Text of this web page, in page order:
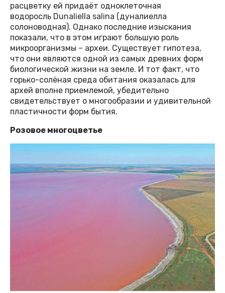
расцветку ей придаёт одноклеточная
водоросль Dunaliella salina (дуналиелла
солоноводная). Однако последние изыскания
показали, что в этом играют большую роль
микроорганизмы – археи. Существует гипотеза,
что они являются одной из самых древних форм
биологической жизни на земле. И тот факт, что
горько-солёная среда обитания оказалась для
архей вполне приемлемой, убедительно
свидетельствует о многообразии и удивительной
пластичности форм бытия.
Розовое многоцветье